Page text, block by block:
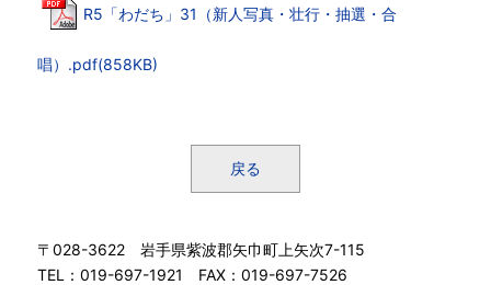
R5「わだち」31（新人写真・壮行・抽選・合
唱）.pdf(858KB)
戻る
〒028-3622 岩手県紫波郡矢巾町上矢次7-115
TEL：019-697-1921 FAX：019-697-7526